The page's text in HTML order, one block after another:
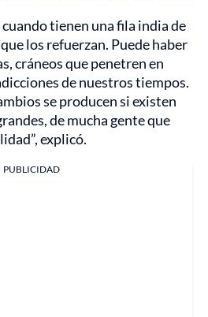
tienen una fila india de
los refuerzan. Puede haber
cráneos que penetren en
de nuestros tiempos.
se producen si existen
de mucha gente que
explicó.
PUBLICIDAD